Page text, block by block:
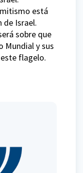
está
de Israel.
sobre que
Mundial y sus
flagelo.